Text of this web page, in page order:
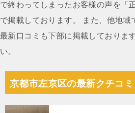
で終わってしまったお客様の声を「
で掲載しております。 また、他地域
最新口コミも下部に掲載しておりま
い。
京都市左京区の最新クチコミ